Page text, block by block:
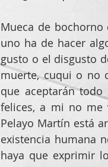
Mueca de
uno ha de hacer
gusto o el disgusto
muerte, cuqui o no
que aceptarán
felices, a mi no me
Pelayo Martín está
existencia humana
haya que exprimir